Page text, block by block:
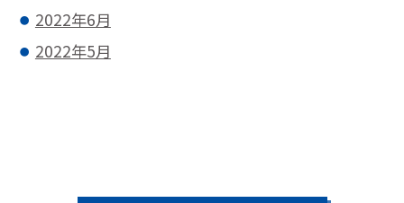
2022年6月
2022年5月